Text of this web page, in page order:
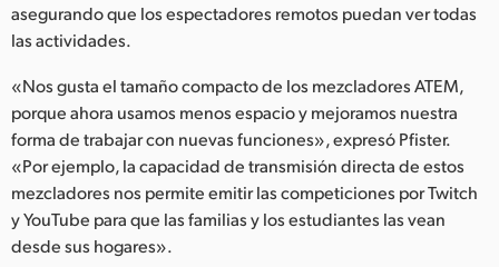
asegurando que los espectadores remotos puedan ver todas
las actividades.
«Nos gusta el tamaño compacto de los mezcladores ATEM,
porque ahora usamos menos espacio y mejoramos nuestra
forma de trabajar con nuevas funciones», expresó Pfister.
«Por ejemplo, la capacidad de transmisión directa de estos
mezcladores nos permite emitir las competiciones por Twitch
y YouTube para que las familias y los estudiantes las vean
desde sus hogares».